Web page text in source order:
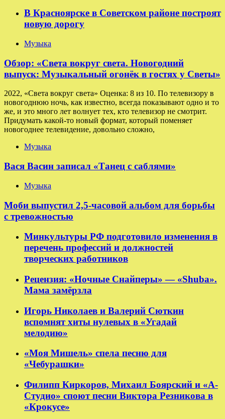
В Красноярске в Советском районе построят
новую дорогу
Музыка
Обзор: «Света вокруг света. Новогодний
выпуск: Музыкальный огонёк в гостях у Светы»
2022, «Света вокруг света» Оценка: 8 из 10. По телевизору в
новогоднюю ночь, как известно, всегда показывают одно и то
же, и это много лет волнует тех, кто телевизор не смотрит.
Придумать какой-то новый формат, который поменяет
новогоднее телевидение, довольно сложно,
Музыка
Вася Васин записал «Танец с саблями»
Музыка
Моби выпустил 2,5-часовой альбом для борьбы
с тревожностью
Минкультуры РФ подготовило изменения в
перечень профессий и должностей
творческих работников
Рецензия: «Ночные Снайперы» — «Shuba».
Мама замёрзла
Игорь Николаев и Валерий Сюткин
вспомнят хиты нулевых в «Угадай
мелодию»
«Моя Мишель» спела песню для
«Чебурашки»
Филипп Киркоров, Михаил Боярский и «А-
Студио» споют песни Виктора Резникова в
«Крокусе»